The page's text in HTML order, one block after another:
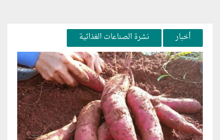
أخبار نشرة الصناعات الغذائية